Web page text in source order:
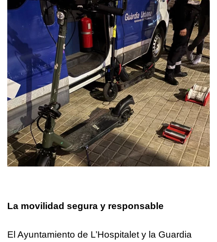
La movilidad segura y responsable
El Ayuntamiento de L’Hospitalet y la Guardia